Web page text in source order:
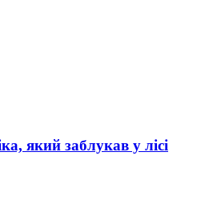
який заблукав у лісі